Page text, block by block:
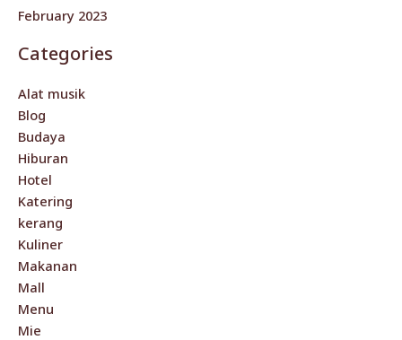
February 2023
Categories
Alat musik
Blog
Budaya
Hiburan
Hotel
Katering
kerang
Kuliner
Makanan
Mall
Menu
Mie